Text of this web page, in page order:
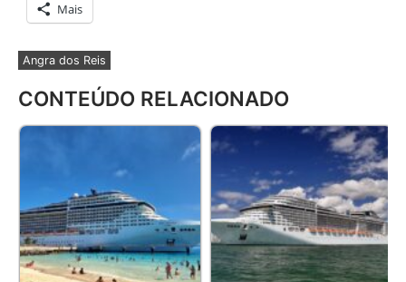
Mais
Angra dos Reis
CONTEÚDO RELACIONADO